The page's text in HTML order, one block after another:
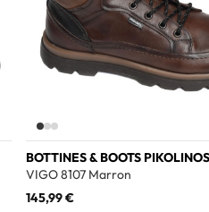
BOTTINES & BOOTS
VIGO 8107 Marron
145,99 €